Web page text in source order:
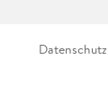
Datenschutz